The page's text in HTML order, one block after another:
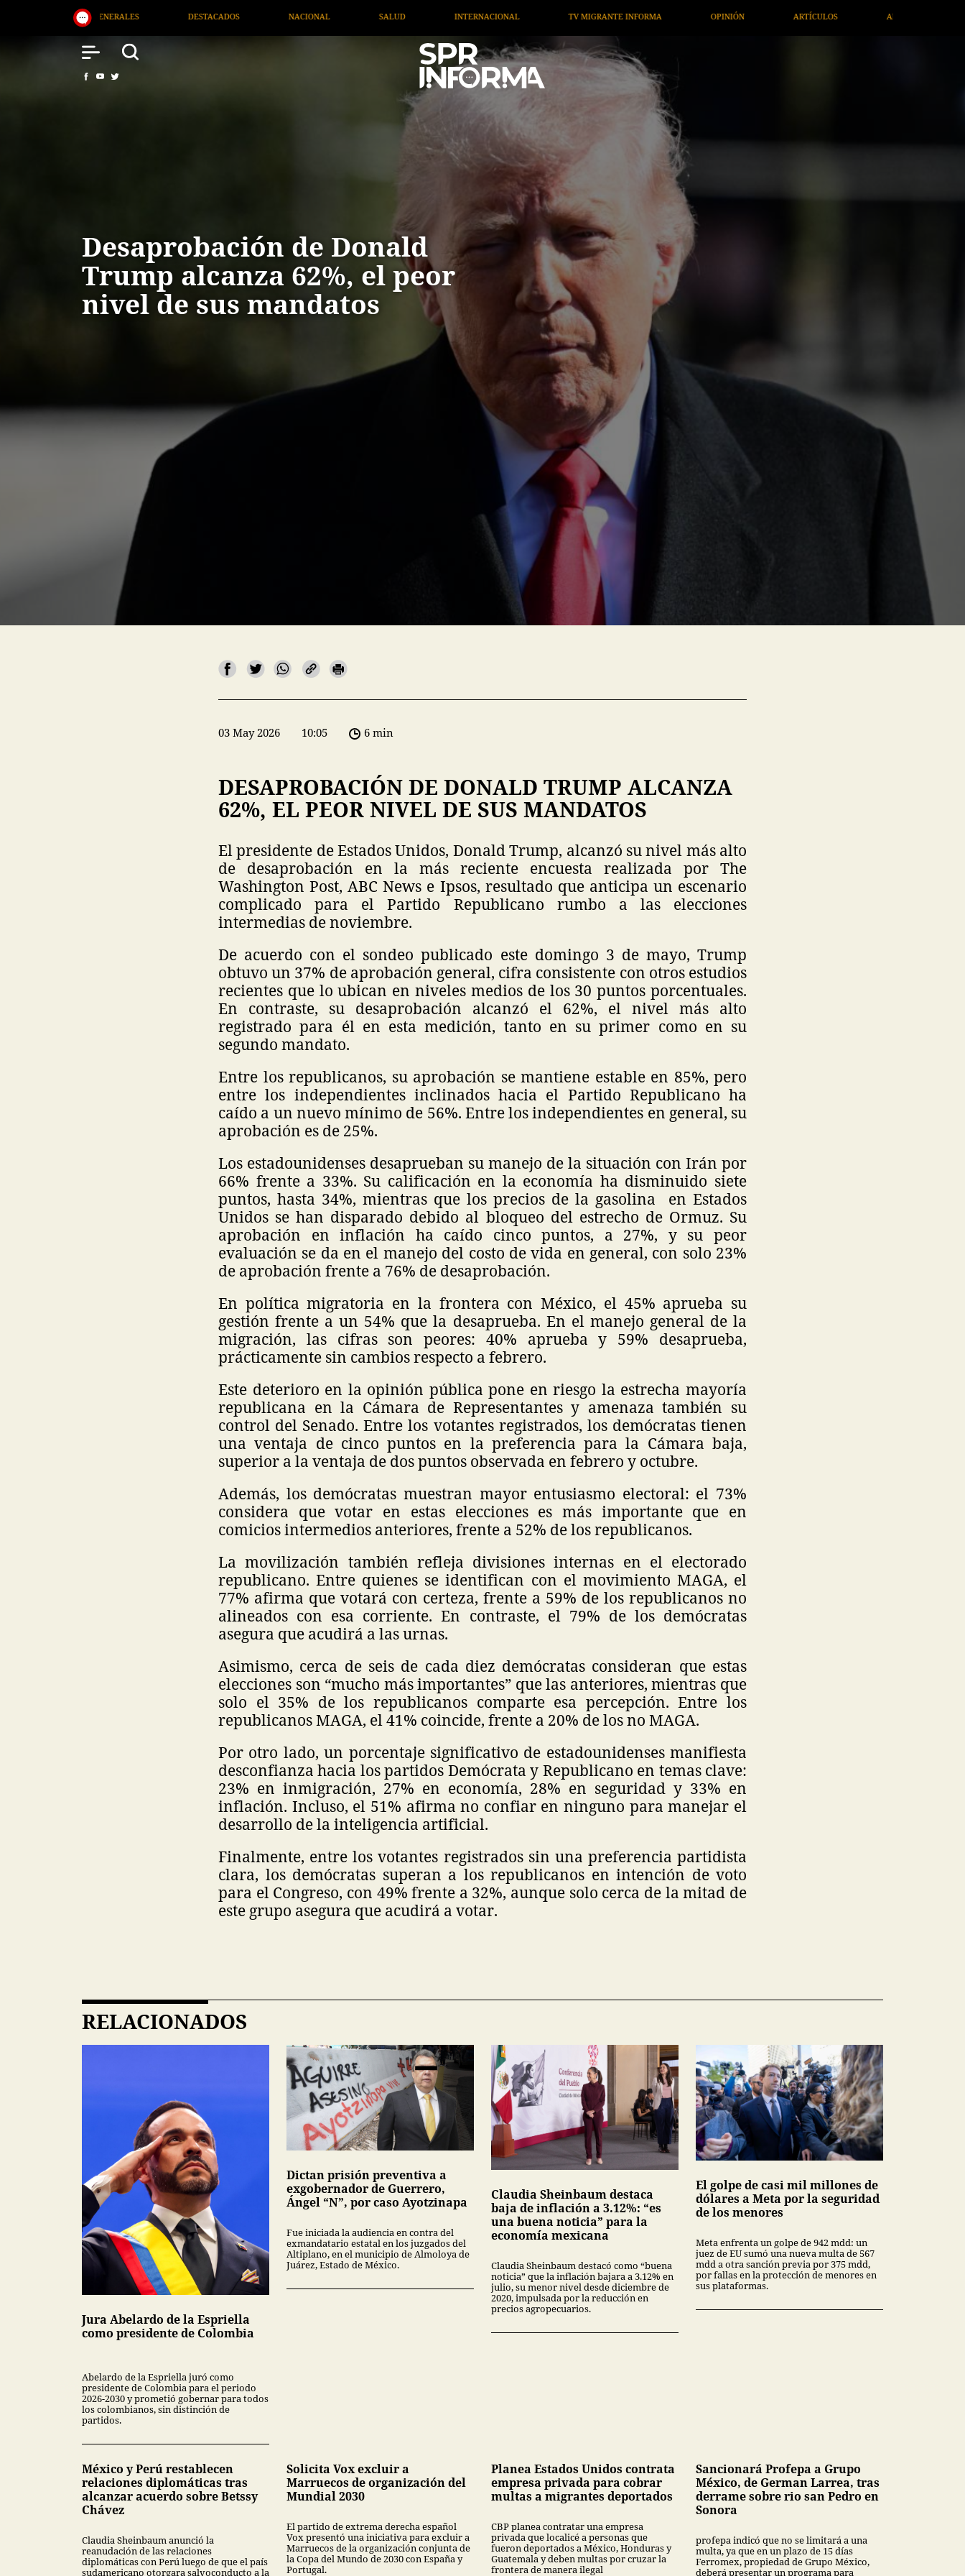
NACIONAL SALUD INTERNACIONAL TV MIGRANTE INFORMA ARTÍCULOS ARTE / ENTRETENIMIENTO ECONOMÍA / NEGOCIOS
Desaprobación de Donald
Trump alcanza 62%, el peor
nivel de sus mandatos
03 May 2026 10:05 6 min
DESAPROBACIÓN DE DONALD TRUMP ALCANZA
62%, EL PEOR NIVEL DE SUS MANDATOS
El presidente de Estados Unidos, Donald Trump, alcanzó su nivel más alto
de desaprobación en la más reciente encuesta realizada por The
Washington Post, ABC News e Ipsos, resultado que anticipa un escenario
complicado para el Partido Republicano rumbo a las elecciones
intermedias de noviembre.
De acuerdo con el sondeo publicado este domingo 3 de mayo, Trump
obtuvo un 37% de aprobación general, cifra consistente con otros estudios
recientes que lo ubican en niveles medios de los 30 puntos porcentuales.
En contraste, su desaprobación alcanzó el 62%, el nivel más alto
registrado para él en esta medición, tanto en su primer como en su
segundo mandato.
Entre los republicanos, su aprobación se mantiene estable en 85%, pero
entre los independientes inclinados hacia el Partido Republicano ha
caído a un nuevo mínimo de 56%. Entre los independientes en general, su
aprobación es de 25%.
Los estadounidenses desaprueban su manejo de la situación con Irán por
66% frente a 33%. Su calificación en la economía ha disminuido siete
puntos, hasta 34%, mientras que los precios de la gasolina en Estados
Unidos se han disparado debido al bloqueo del estrecho de Ormuz. Su
aprobación en inflación ha caído cinco puntos, a 27%, y su peor
evaluación se da en el manejo del costo de vida en general, con solo 23%
de aprobación frente a 76% de desaprobación.
En política migratoria en la frontera con México, el 45% aprueba su
gestión frente a un 54% que la desaprueba. En el manejo general de la
migración, las cifras son peores: 40% aprueba y 59% desaprueba,
prácticamente sin cambios respecto a febrero.
Este deterioro en la opinión pública pone en riesgo la estrecha mayoría
republicana en la Cámara de Representantes y amenaza también su
control del Senado. Entre los votantes registrados, los demócratas tienen
una ventaja de cinco puntos en la preferencia para la Cámara baja,
superior a la ventaja de dos puntos observada en febrero y octubre.
Además, los demócratas muestran mayor entusiasmo electoral: el 73%
considera que votar en estas elecciones es más importante que en
comicios intermedios anteriores, frente a 52% de los republicanos.
La movilización también refleja divisiones internas en el electorado
republicano. Entre quienes se identifican con el movimiento MAGA, el
77% afirma que votará con certeza, frente a 59% de los republicanos no
alineados con esa corriente. En contraste, el 79% de los demócratas
asegura que acudirá a las urnas.
Asimismo, cerca de seis de cada diez demócratas consideran que estas
elecciones son “mucho más importantes” que las anteriores, mientras que
solo el 35% de los republicanos comparte esa percepción. Entre los
republicanos MAGA, el 41% coincide, frente a 20% de los no MAGA.
Por otro lado, un porcentaje significativo de estadounidenses manifiesta
desconfianza hacia los partidos Demócrata y Republicano en temas clave:
23% en inmigración, 27% en economía, 28% en seguridad y 33% en
inflación. Incluso, el 51% afirma no confiar en ninguno para manejar el
desarrollo de la inteligencia artificial.
Finalmente, entre los votantes registrados sin una preferencia partidista
clara, los demócratas superan a los republicanos en intención de voto
para el Congreso, con 49% frente a 32%, aunque solo cerca de la mitad de
este grupo asegura que acudirá a votar.
RELACIONADOS
Jura Abelardo de la Espriella
como presidente de Colombia
Abelardo de la Espriella juró como
presidente de Colombia para el periodo
2026-2030 y prometió gobernar para todos
los colombianos, sin distinción de
partidos.
Dictan prisión preventiva a
exgobernador de Guerrero,
Ángel “N”, por caso Ayotzinapa
Fue iniciada la audiencia en contra del
exmandatario estatal en los juzgados del
Altiplano, en el municipio de Almoloya de
Juárez, Estado de México.
Claudia Sheinbaum destaca
baja de inflación a 3.12%: “es
una buena noticia” para la
economía mexicana
Claudia Sheinbaum destacó como “buena
noticia” que la inflación bajara a 3.12% en
julio, su menor nivel desde diciembre de
2020, impulsada por la reducción en
precios agropecuarios.
El golpe de casi mil millones de
dólares a Meta por la seguridad
de los menores
Meta enfrenta un golpe de 942 mdd: un
juez de EU sumó una nueva multa de 567
mdd a otra sanción previa por 375 mdd,
por fallas en la protección de menores en
sus plataformas.
México y Perú restablecen
relaciones diplomáticas tras
alcanzar acuerdo sobre Betssy
Chávez
Claudia Sheinbaum anunció la
reanudación de las relaciones
diplomáticas con Perú luego de que el país
sudamericano otorgara salvoconducto a la
Solicita Vox excluir a
Marruecos de organización del
Mundial 2030
El partido de extrema derecha español
Vox presentó una iniciativa para excluir a
Marruecos de la organización conjunta de
la Copa del Mundo de 2030 con España y
Portugal.
Planea Estados Unidos contrata
empresa privada para cobrar
multas a migrantes deportados
CBP planea contratar una empresa
privada que localicé a personas que
fueron deportados a México, Honduras y
Guatemala y deben multas por cruzar la
frontera de manera ilegal
Sancionará Profepa a Grupo
México, de German Larrea, tras
derrame sobre rio san Pedro en
Sonora
profepa indicó que no se limitará a una
multa, ya que en un plazo de 15 días
Ferromex, propiedad de Grupo México,
deberá presentar un programa para